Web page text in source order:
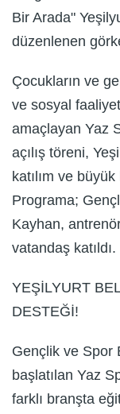
Bir Arada"
düzenlenen
Çocukların ve
ve sosyal
amaçlayan Yaz
açılış töreni,
katılım ve
Programa;
Kayhan,
vatandaş katıldı.
YEŞİLYURT
DESTEĞİ!
Gençlik ve Spor
başlatılan Yaz
farklı branşta